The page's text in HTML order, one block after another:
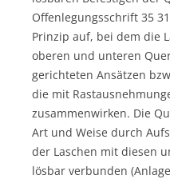
Offenlegungsschrift 35
Prinzip auf, bei dem die
oberen und unteren
gerichteten Ansätzen
die mit
zusammenwirken. Die
Art und Weise durch
der Laschen mit diesen
lösbar verbunden